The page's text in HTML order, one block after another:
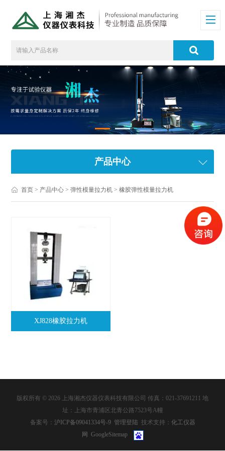
产品中心
首页 > 产品中心 >弹性模量拉力机 >橡胶弹性模量拉力机
XJ828橡胶拉力机
版权所有 © 2026 上海湘杰仪器仪表科技有限公司 传真：021-37691211 地
址：上海市青浦区北青公路7523号A幢
备案号： 沪ICP备09041334号-9 管理登陆 技术支持： 化工仪器
网 GoogleSitemap